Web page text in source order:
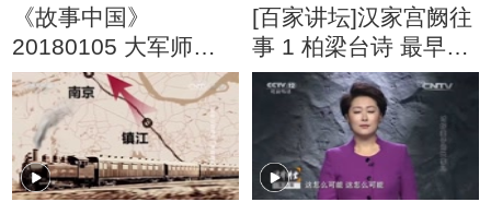
《故事中国》
20180105 大军师诸
葛亮 北伐悲歌
[百家讲坛]汉家宫阙往
事 1 柏梁台诗 最早的
七言诗